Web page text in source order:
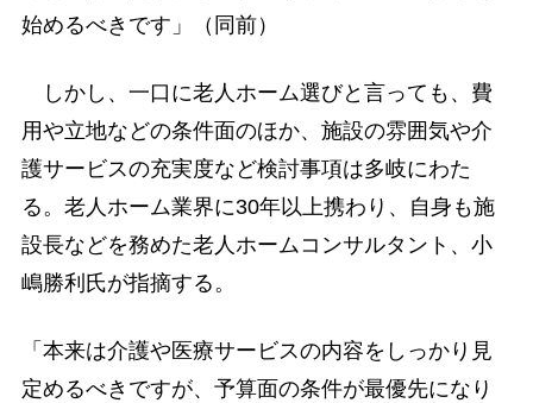
始めるべきです」（同前）
しかし、一口に老人ホーム選びと言っても、費
用や立地などの条件面のほか、施設の雰囲気や介
護サービスの充実度など検討事項は多岐にわた
る。老人ホーム業界に30年以上携わり、自身も施
設長などを務めた老人ホームコンサルタント、小
嶋勝利氏が指摘する。
「本来は介護や医療サービスの内容をしっかり見
定めるべきですが、予算面の条件が最優先になり